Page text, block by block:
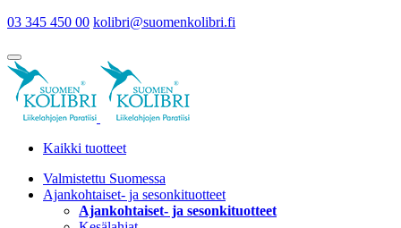
03 345 450 00 kolibri@suomenkolibri.fi
Kaikki tuotteet
Valmistettu Suomessa
Ajankohtaiset- ja sesonkituotteet
Ajankohtaiset- ja sesonkituotteet